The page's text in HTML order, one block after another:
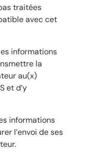
traitées
avec cet
informations
la
au(x)
et d’y
informations
l’envoi de ses